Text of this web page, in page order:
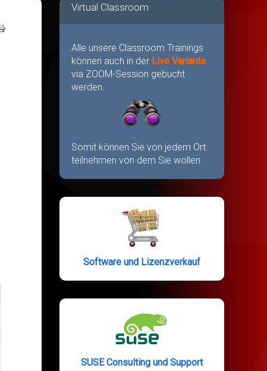
Virtual Classroom
Alle unsere Classroom Trainings
können auch in der Live Variante
via ZOOM-Session gebucht
werden.
Somit können Sie von jedem Ort
teilnehmen von dem Sie wollen.
Software und Lizenzverkauf
SUSE Consulting und Support